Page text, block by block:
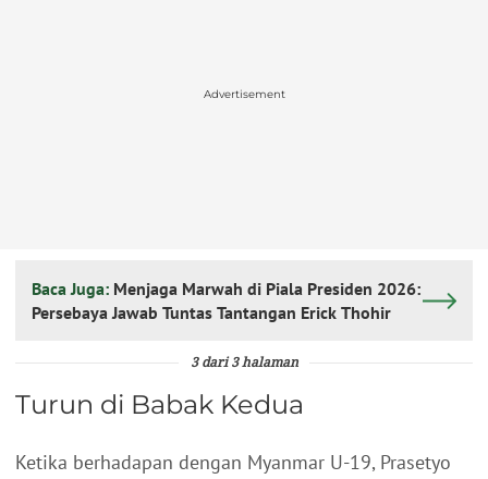
Advertisement
Baca Juga: Menjaga Marwah di Piala Presiden 2026:
Persebaya Jawab Tuntas Tantangan Erick Thohir
3 dari 3 halaman
Turun di Babak Kedua
Ketika berhadapan dengan Myanmar U-19, Prasetyo